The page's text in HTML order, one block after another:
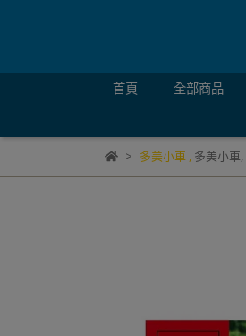
首頁 全部商品
多美小車, 多美小車,